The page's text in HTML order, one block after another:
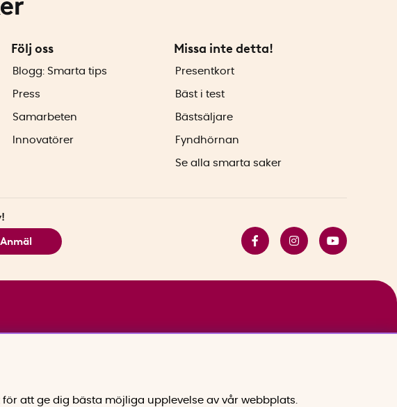
Följ oss
Blogg: Smarta tips
Press
Samarbeten
Innovatörer
Missa inte detta!
Presentkort
Bäst i test
Bästsäljare
Fyndhörnan
Se alla smarta saker
Anmäl
att ge dig bästa möjliga upplevelse av vår webbplats.